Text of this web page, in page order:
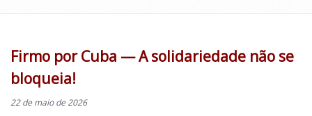
Firmo por Cuba — A solidariedade não se
bloqueia!
22 de maio de 2026